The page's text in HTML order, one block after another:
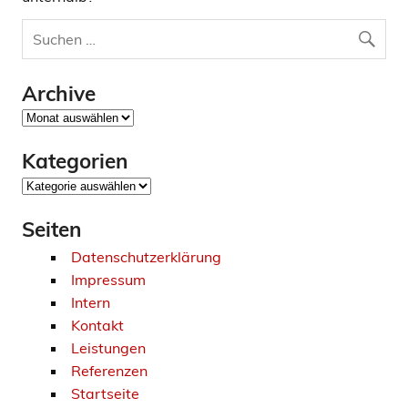
Archive
Archive
Kategorien
Kategorien
Seiten
Datenschutzerklärung
Impressum
Intern
Kontakt
Leistungen
Referenzen
Startseite